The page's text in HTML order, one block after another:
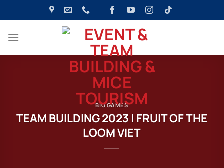
qua
dung
BIG GAMES
TEAM BUILDING 2023 | FRUIT OF THE
LOOM VIET